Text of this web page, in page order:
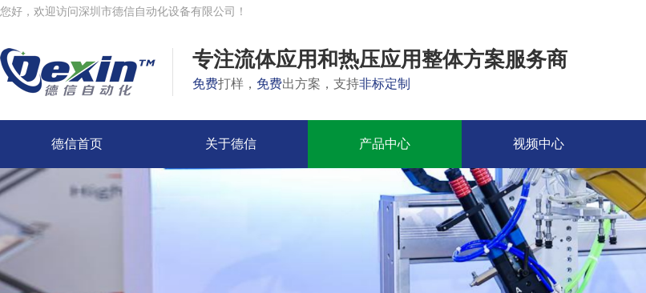
您好，欢迎访问深圳市德信自动化设备有限公司！
专注流体应用和热压应用整体方案服务商
免费打样， 免费出方案，支持非标定制
德信首页 关于德信 产品中心 视频中心